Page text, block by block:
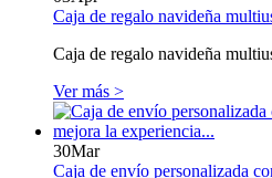
Caja de regalo navideña
Caja de regalo navideña
Ver más >
30Mar
Caja de envío personalizada